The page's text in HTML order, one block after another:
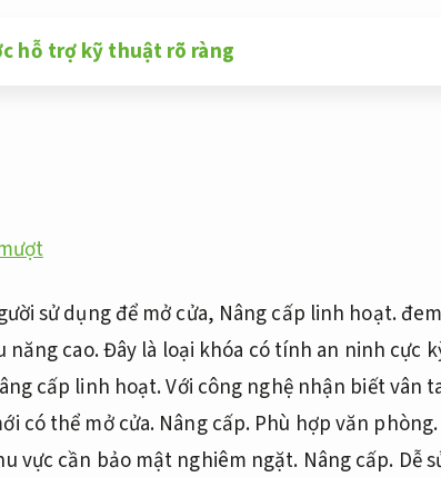
hỗ trợ kỹ thuật rõ ràng
sử dụng để mở cửa, Nâng cấp linh hoạt.
năng cao.Đây là loại khóa có tính an ninh cực
cấp linh hoạt.Với công nghệ nhận biết vân
có thể mở cửa. Nâng cấp. Phù hợp văn phòng.
vực cần bảo mật nghiêm ngặt. Nâng cấp. Dễ